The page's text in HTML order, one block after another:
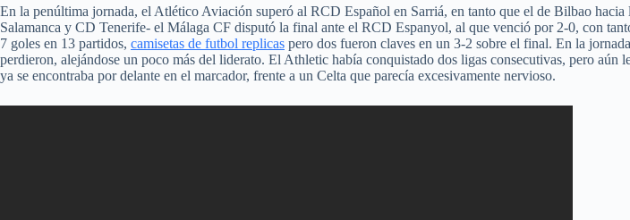
d
o
En la penúltima jornada, el Atlético Aviación superó al RCD Español en Sarriá, en tanto que el de Bilbao
Salamanca y CD Tenerife- el Málaga CF disputó la final ante el RCD Espanyol, al que venció por 2-0, con
7 goles en 13 partidos, camisetas de futbol replicas pero dos fueron claves en un 3-2 sobre el final. En la
perdieron, alejándose un poco más del liderato. El Athletic había conquistado dos ligas consecutivas, pero
ya se encontraba por delante en el marcador, frente a un Celta que parecía excesivamente nervioso.